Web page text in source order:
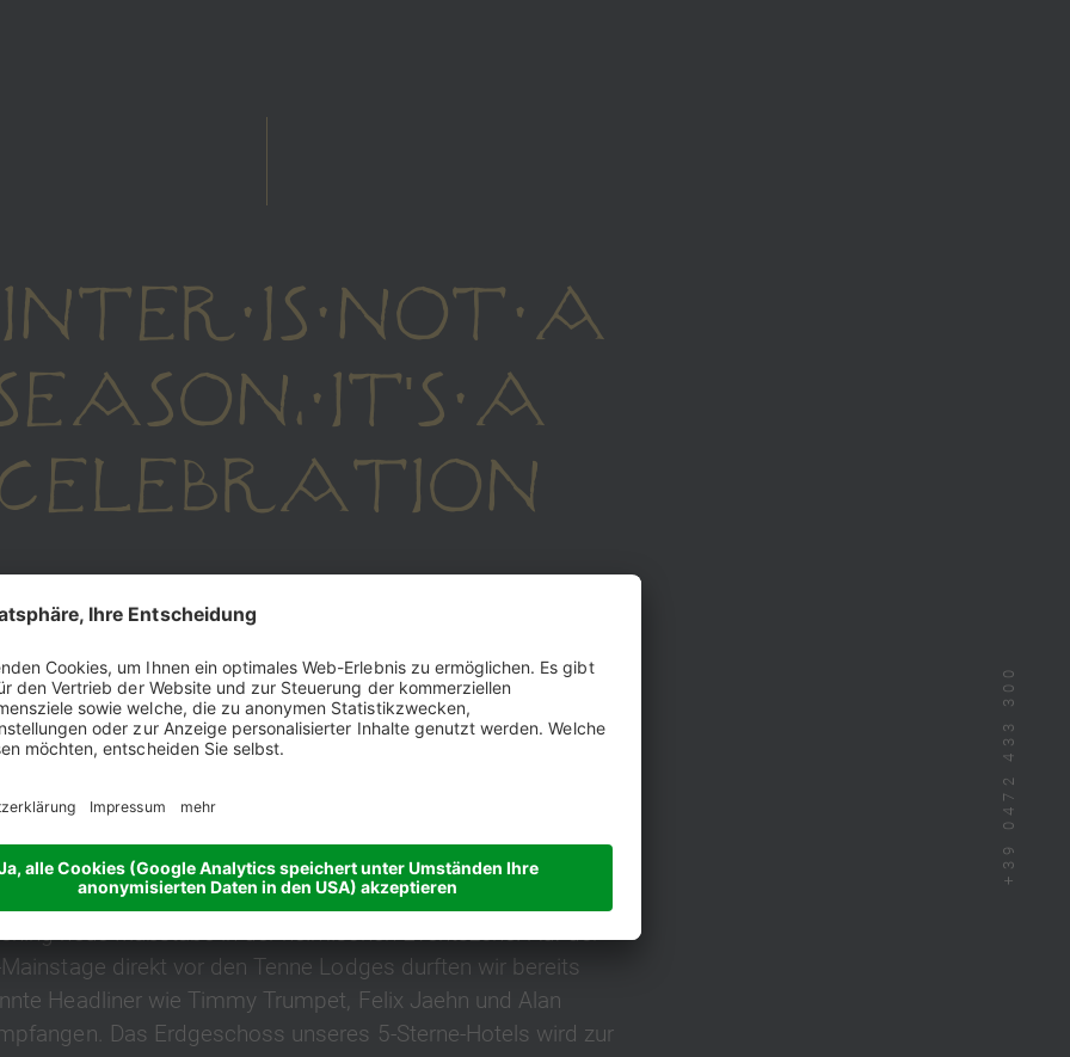
+39 0472 433 300
IS NOT A
IT'S A
VOLLER GÄNSEHAUTMOMENTE.
mit dem Südtiroler DJ Shany setzen wir mit dem
neue Maßstäbe in der heimischen Eventszene. Auf der
direkt vor den Tenne Lodges durften wir bereits
Headliner wie Timmy Trumpet, Felix Jaehn und Alan
Das Erdgeschoss unseres 5-Sterne-Hotels wird zur